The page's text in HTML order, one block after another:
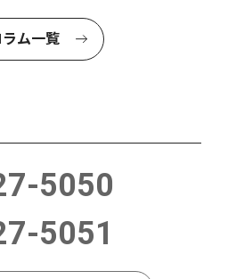
ラム一覧
5050
5051